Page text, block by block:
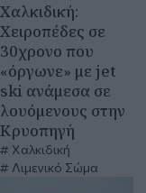
Χαλκιδική:
Χειροπέδες σε
30χρονο που
«όργωνε» με jet
ski ανάμεσα σε
λουόμενους στην
Κρυοπηγή
Χαλκιδική
Λιμενικό Σώμα